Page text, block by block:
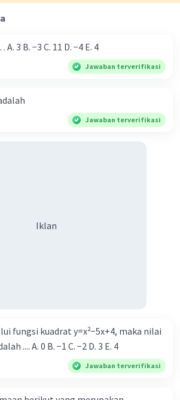
Nilai dari |−7+4|=… A. 3 B. −3 C. 11 D. −4 E. 4
Jawaban terverifikasi
Jawaban terverifikasi
Iklan
fungsi kuadrat y=x²−5x+4, maka nilai
.... A. 0 B. −1 C. −2 D. 3 E. 4
Jawaban terverifikasi